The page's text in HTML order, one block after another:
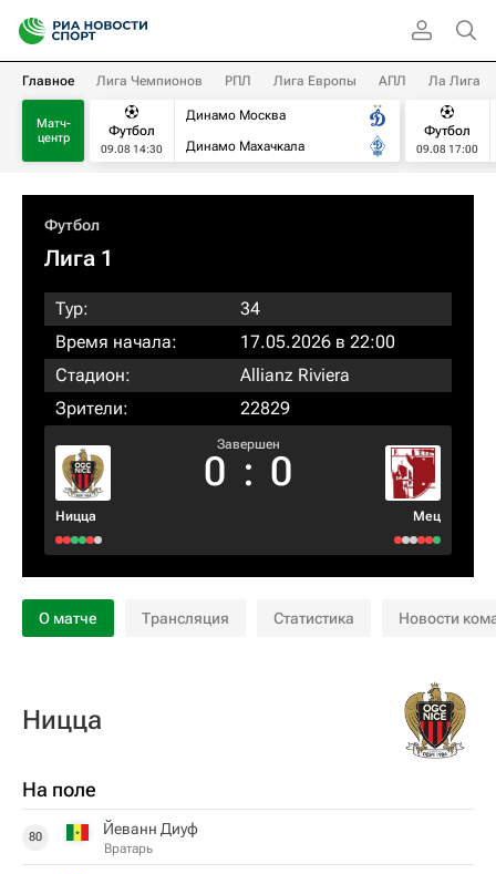
Главное Лига Чемпионов РПЛ Лига Европы АПЛ Ла Лига
Матч-
центр
Футбол
09.08 14:30
Динамо Москва
Динамо Махачкала
Футбол
09.08 17:00
Футбол
Лига 1
Тур:
34
Время начала:
17.05.2026 в 22:00
Стадион:
Allianz Riviera
Зрители:
22829
Ницца
Завершен
0 : 0
Мец
О матче Трансляция Статистика Новости
Ницца
На поле
80 Йеванн Диуф
Вратарь